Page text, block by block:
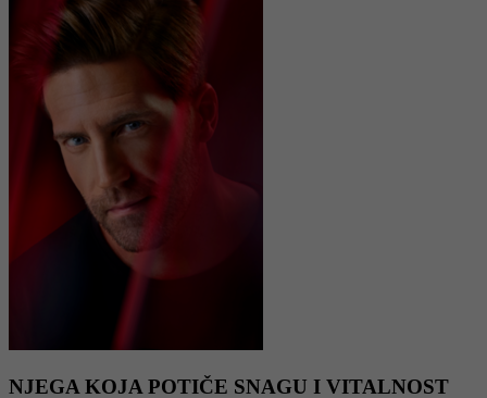
NJEGA KOJA POTIČE SNAGU I VITALNOST